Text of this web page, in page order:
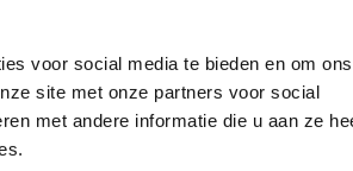
voor social media te bieden en om ons
site met onze partners voor social
met andere informatie die u aan ze
Killian